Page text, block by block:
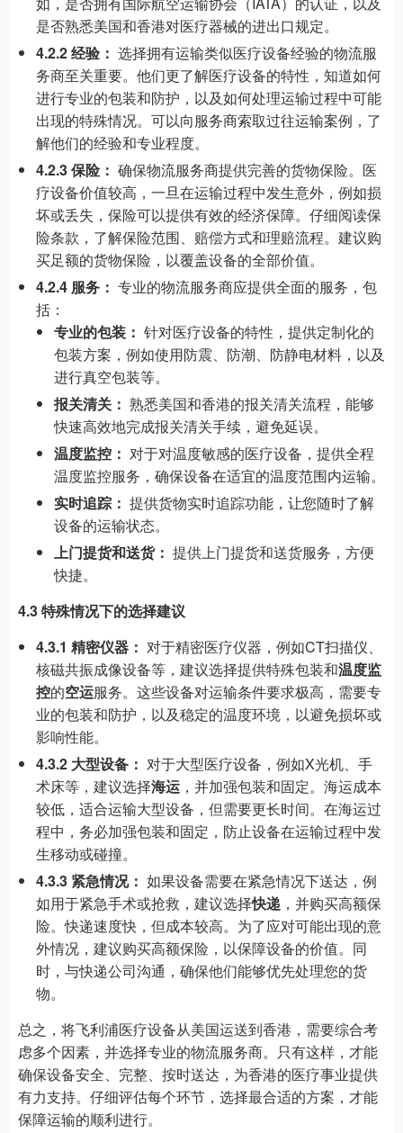
是否熟悉美国和香港对医疗器械的进出口规定。
4.2.2 经验： 选择拥有运输类似医疗设备经验的物流服
务商至关重要。他们更了解医疗设备的特性，知道如何
进行专业的包装和防护，以及如何处理运输过程中可能
出现的特殊情况。可以向服务商索取过往运输案例，了
解他们的经验和专业程度。
4.2.3 保险： 确保物流服务商提供完善的货物保险。医
疗设备价值较高，一旦在运输过程中发生意外，例如损
坏或丢失，保险可以提供有效的经济保障。仔细阅读保
险条款，了解保险范围、赔偿方式和理赔流程。建议购
买足额的货物保险，以覆盖设备的全部价值。
4.2.4 服务： 专业的物流服务商应提供全面的服务，包
括：
专业的包装： 针对医疗设备的特性，提供定制化的
包装方案，例如使用防震、防潮、防静电材料，以及
进行真空包装等。
报关清关： 熟悉美国和香港的报关清关流程，能够
快速高效地完成报关清关手续，避免延误。
温度监控： 对于对温度敏感的医疗设备，提供全程
温度监控服务，确保设备在适宜的温度范围内运输。
实时追踪： 提供货物实时追踪功能，让您随时了解
设备的运输状态。
上门提货和送货： 提供上门提货和送货服务，方便
快捷。
4.3 特殊情况下的选择建议
4.3.1 精密仪器： 对于精密医疗仪器，例如CT扫描仪、
核磁共振成像设备等，建议选择提供特殊包装和温度监
控的空运服务。这些设备对运输条件要求极高，需要专
业的包装和防护，以及稳定的温度环境，以避免损坏或
影响性能。
4.3.2 大型设备： 对于大型医疗设备，例如X光机、手
术床等，建议选择海运 ，并加强包装和固定。海运成本
较低，适合运输大型设备，但需要更长时间。在海运过
程中，务必加强包装和固定，防止设备在运输过程中发
生移动或碰撞。
4.3.3 紧急情况： 如果设备需要在紧急情况下送达，例
如用于紧急手术或抢救，建议选择快递 ，并购买高额保
险。快递速度快，但成本较高。为了应对可能出现的意
外情况，建议购买高额保险，以保障设备的价值。同
时，与快递公司沟通，确保他们能够优先处理您的货
物。
总之，将飞利浦医疗设备从美国运送到香港，需要综合考
虑多个因素，并选择专业的物流服务商。只有这样，才能
确保设备安全、完整、按时送达，为香港的医疗事业提供
有力支持。仔细评估每个环节，选择最合适的方案，才能
保障运输的顺利进行。